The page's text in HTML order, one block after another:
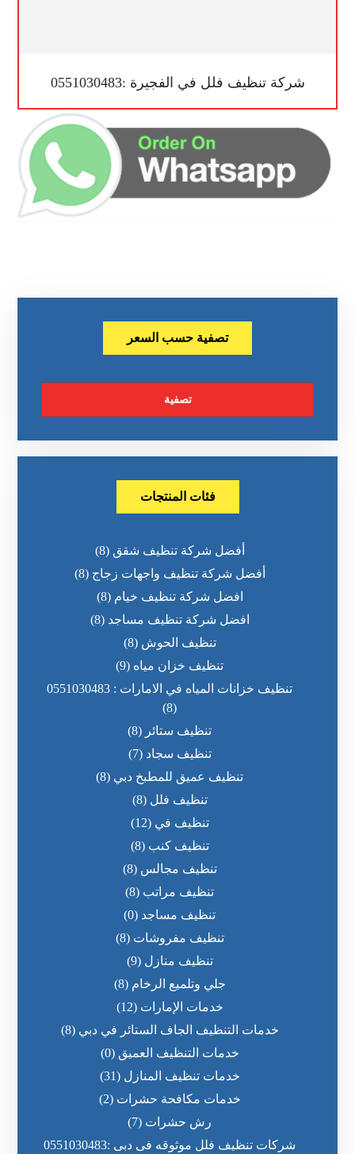
شركة تنظيف فلل في الفجيرة :0551030483
تصفية حسب السعر
تصفية
فئات المنتجات
أفضل شركة تنظيف شقق (8)
أفضل شركة تنظيف واجهات زجاج (8)
افضل شركة تنظيف خيام (8)
افضل شركة تنظيف مساجد (8)
تنظيف الحوش (8)
تنظيف خزان مياه (9)
تنظيف خزانات المياه في الامارات : 0551030483
(8)
تنظيف ستائر (8)
تنظيف سجاد (7)
تنظيف عميق للمطبخ دبي (8)
تنظيف فلل (8)
تنظيف في (12)
تنظيف كنب (8)
تنظيف مجالس (8)
تنظيف مراتب (8)
تنظيف مساجد (0)
تنظيف مفروشات (8)
تنظيف منازل (9)
جلي وتلميع الرخام (8)
خدمات الإمارات (12)
خدمات التنظيف الجاف الستائر في دبي (8)
خدمات التنظيف العميق (0)
خدمات تنظيف المنازل (31)
خدمات مكافحة حشرات (2)
رش حشرات (7)
شركات تنظيف فلل موثوقه فى دبى :0551030483